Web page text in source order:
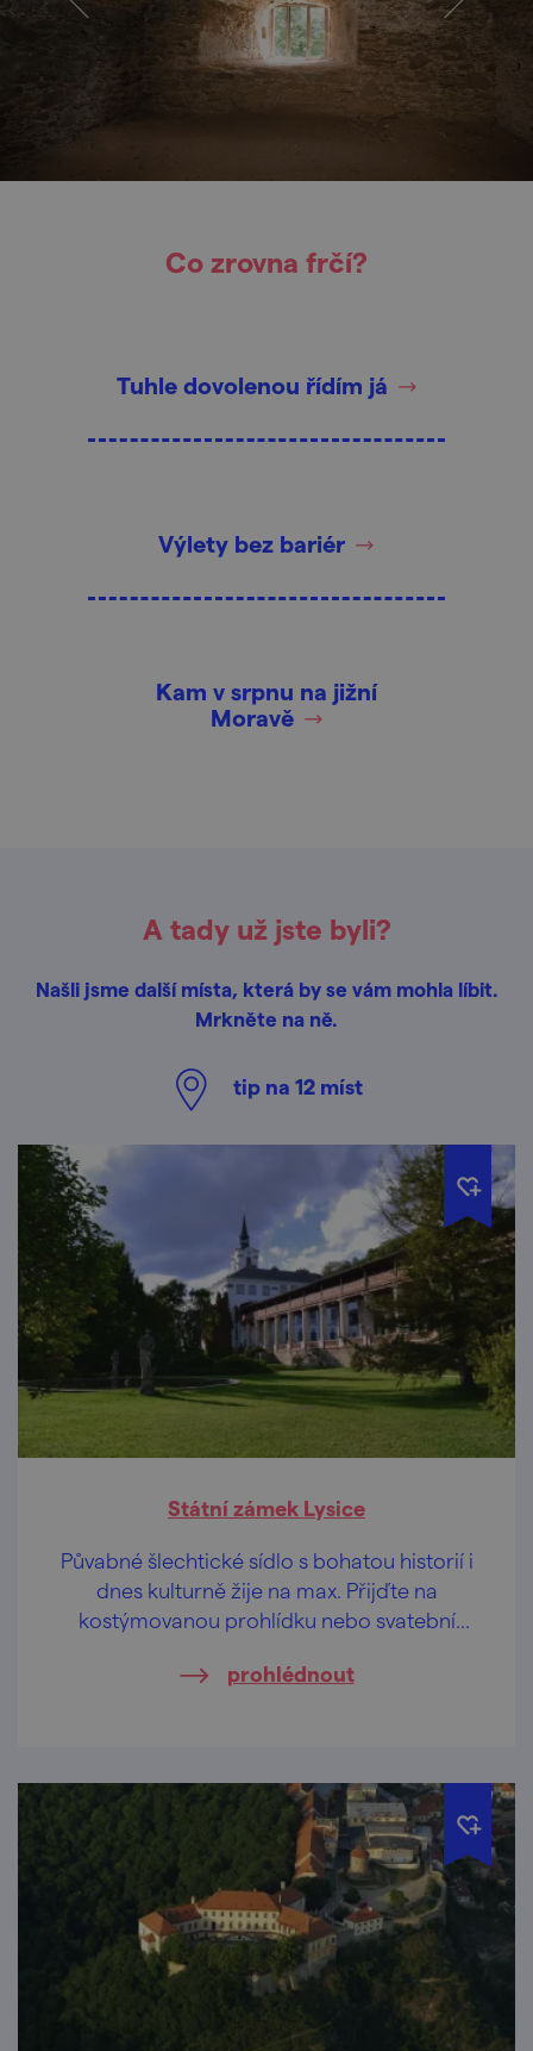
Co zrovna frčí?
Tuhle dovolenou řídím já
Výlety bez bariér
Kam v srpnu na jižní
Moravě
A tady už jste byli?
Našli jsme další místa, která by se vám mohla líbit.
Mrkněte na ně.
tip na 12 míst
Státní zámek Lysice
Půvabné šlechtické sídlo s bohatou historií i
dnes kulturně žije na max. Přijďte na
kostýmovanou prohlídku nebo svatební
prohlédnout